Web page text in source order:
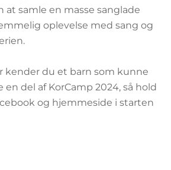
at samle en masse sanglade
oplevelse med sang og
kender du et barn som kunne
del af KorCamp 2024, så hold
og hjemmeside i starten